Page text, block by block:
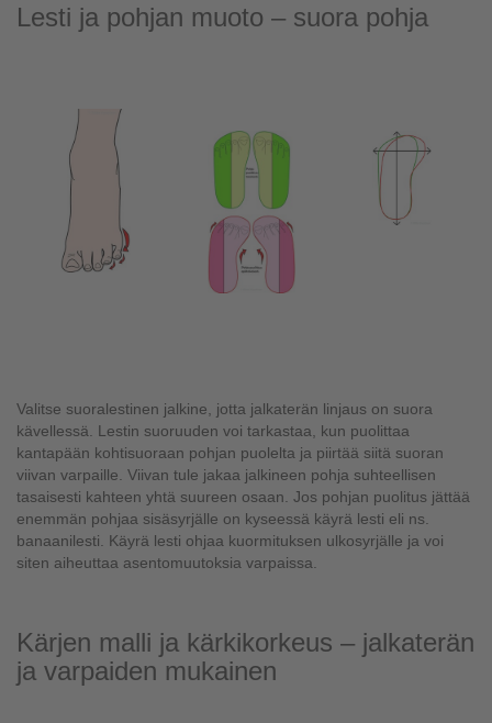
Lesti ja pohjan muoto – suora pohja
Valitse suoralestinen jalkine, jotta jalkaterän linjaus on suora
kävellessä. Lestin suoruuden voi tarkastaa, kun puolittaa
kantapään kohtisuoraan pohjan puolelta ja piirtää siitä suoran
viivan varpaille. Viivan tule jakaa jalkineen pohja suhteellisen
tasaisesti kahteen yhtä suureen osaan. Jos pohjan puolitus jättää
enemmän pohjaa sisäsyrjälle on kyseessä käyrä lesti eli ns.
banaanilesti. Käyrä lesti ohjaa kuormituksen ulkosyrjälle ja voi
siten aiheuttaa asentomuutoksia varpaissa.
Kärjen malli ja kärkikorkeus – jalkaterän
ja varpaiden mukainen